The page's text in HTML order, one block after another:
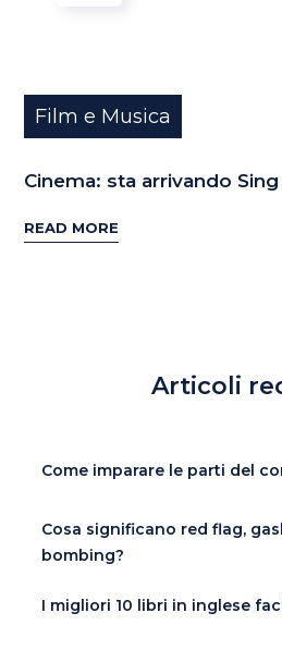
Film e Musica
Cinema: sta arrivando
READ MORE
Articoli
Come imparare le parti del
Cosa significano red flag,
bombing?
I migliori 10 libri in inglese